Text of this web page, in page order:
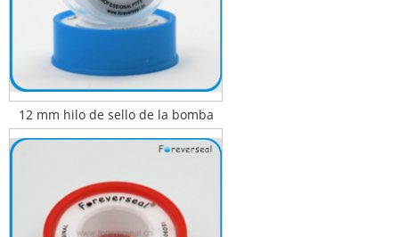
12 mm hilo de sello de la bomba